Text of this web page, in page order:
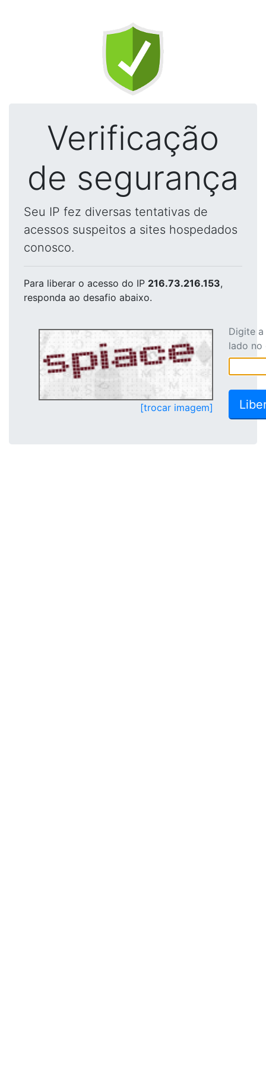
Verificação
de segurança
Seu IP fez diversas tentativas de
acessos suspeitos a sites hospedados
conosco.
Para liberar o acesso do IP 216.73.216.153,
responda ao desafio abaixo.
[trocar imagem]
Digite
lado no